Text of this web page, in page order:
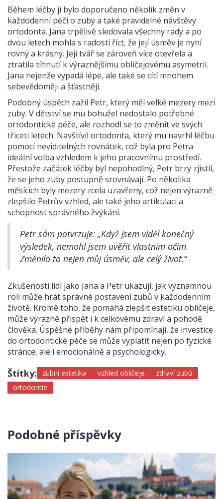
Během léčby jí bylo doporučeno několik změn v
každodenní péči o zuby a také pravidelné návštěvy
ortodonta. Jana trpělivě sledovala všechny rady a po
dvou letech mohla s radostí říct, že její úsměv je nyní
rovný a krásný. Její tvář se zároveň více otevřela a
ztratila tíhnutí k výraznějšímu obličejovému asymetrii.
Jana nejenže vypadá lépe, ale také se cítí mnohem
sebevědoměji a šťastněji.
Podobný úspěch zažil Petr, který měl velké mezery mezi
zuby. V dětství se mu bohužel nedostalo potřebné
ortodontické péče, ale rozhodl se to změnit ve svých
třiceti letech. Navštívil ortodonta, který mu navrhl léčbu
pomocí neviditelných rovnátek, což byla pro Petra
ideální volba vzhledem k jeho pracovnímu prostředí.
Přestože začátek léčby byl nepohodlný, Petr brzy zjistil,
že se jeho zuby postupně srovnávají. Po několika
měsících byly mezery zcela uzavřeny, což nejen výrazně
zlepšilo Petrův vzhled, ale také jeho artikulaci a
schopnost správného žvýkání.
Petr sám potvrzuje: „Když jsem viděl konečný
výsledek, nemohl jsem uvěřit vlastním očím.
Změnilo to nejen můj úsměv, ale celý život.“
Zkušenosti lidí jako Jana a Petr ukazují, jak významnou
roli může hrát správné postavení zubů v každodenním
životě. Kromě toho, že pomáhá zlepšit estetiku obličeje,
může výrazně přispět i k celkovému zdraví a pohodě
člověka. Úspěšné příběhy nám připomínají, že investice
do ortodontické péče se může vyplatit nejen po fyzické
stránce, ale i emocionálně a psychologicky.
Štítky: zubní estetika vzhled obličeje
zdraví zubů
ortodontie
Podobné příspěvky